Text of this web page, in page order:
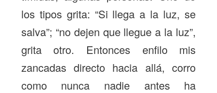
los tipos grita: “Si llega a la luz, se
salva”; “no dejen que llegue a la luz”,
grita otro. Entonces enfilo mis
zancadas directo hacia allá, corro
como nunca nadie antes ha